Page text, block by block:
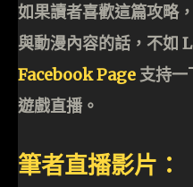
如果讀者喜歡這篇攻略
與動漫內容的話，不如
Facebook Page支持一
遊戲直播。
筆者直播影片：